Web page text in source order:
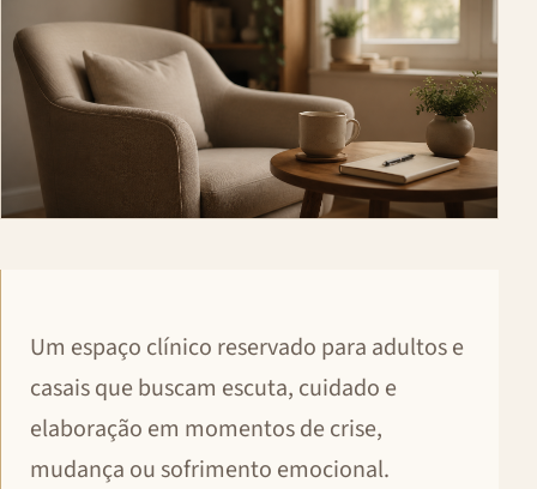
Um espaço clínico reservado para adultos e
casais que buscam escuta, cuidado e
elaboração em momentos de crise,
mudança ou sofrimento emocional.